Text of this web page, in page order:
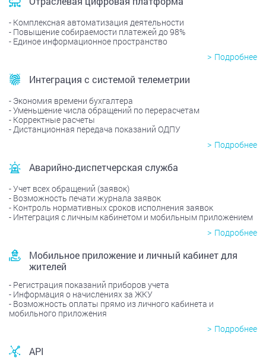
Комплексная автоматизация деятельности
Повышение собираемости платежей до 98%
Единое информационное пространство
Подробнее
Интеграция с системой телеметрии
Экономия времени бухгалтера
Уменьшение числа обращений по перерасчетам
Корректные расчеты
Дистанционная передача показаний ОДПУ
Подробнее
Аварийно-диспетчерская служба
Учет всех обращений (заявок)
Возможность печати журнала заявок
Контроль нормативных сроков исполнения заявок
Интеграция с личным кабинетом и мобильным приложением
Подробнее
Мобильное приложение и личный кабинет для
жителей
Регистрация показаний приборов учета
Информация о начислениях за ЖКУ
Возможность оплаты прямо из личного кабинета и
мобильного приложения
Подробнее
API